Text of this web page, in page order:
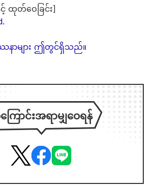
ထုတ်ဝေခြင်း]
ဿနာများ ဤတွင်ရှိသည်။
ြောင်းအရာမျှဝေရန်